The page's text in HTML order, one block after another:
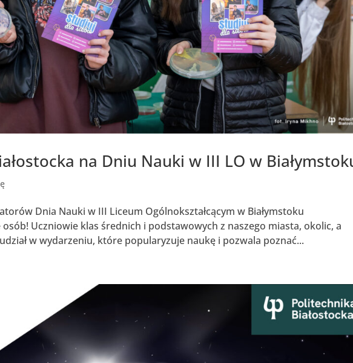
na Dniu Nauki w III LO w
Dnia Nauki w III Liceum Ogólnokształcącym w Białymstoku
osób! Uczniowie klas średnich i podstawowych z naszego miasta, okolic, a
w wydarzeniu, które popularyzuje naukę i pozwala poznać...